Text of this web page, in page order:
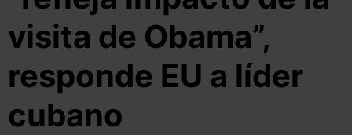
visita de Obama”,
responde EU a líder
cubano